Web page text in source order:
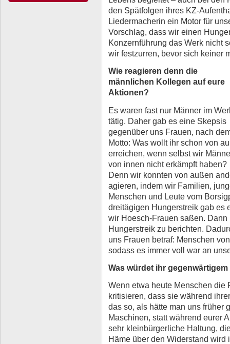
den Spätfolgen ihres KZ-
Liedermacherin ein Motor für
Vorschlag, dass wir einen
Konzernführung das Werk nicht
wir festzurren, bevor sich keiner
Wie reagieren denn die
männlichen Kollegen auf eure
Aktionen?
Es waren fast nur Männer im
tätig. Daher gab es eine Skepsis
gegenüber uns Frauen, nach
Motto: Was wollt ihr schon von
erreichen, wenn selbst wir
von innen nicht erkämpft haben?
Denn wir konnten von außen
agieren, indem wir Familien,
Menschen und Leute vom
dreitägigen Hungerstreik gab es
wir Hoesch-Frauen saßen.
Hungerstreik zu berichten.
uns Frauen betraf: Menschen
sodass es immer voll war an
Was würdet ihr
Wenn etwa heute Menschen die
kritisieren, dass sie während
das so, als hätte man uns früher
Maschinen, statt während eurer
sehr kleinbürgerliche Haltung,
Häme über den Widerstand